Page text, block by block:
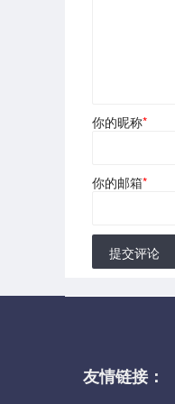
你的昵称*
你的邮箱*
提交评论
友情链接：